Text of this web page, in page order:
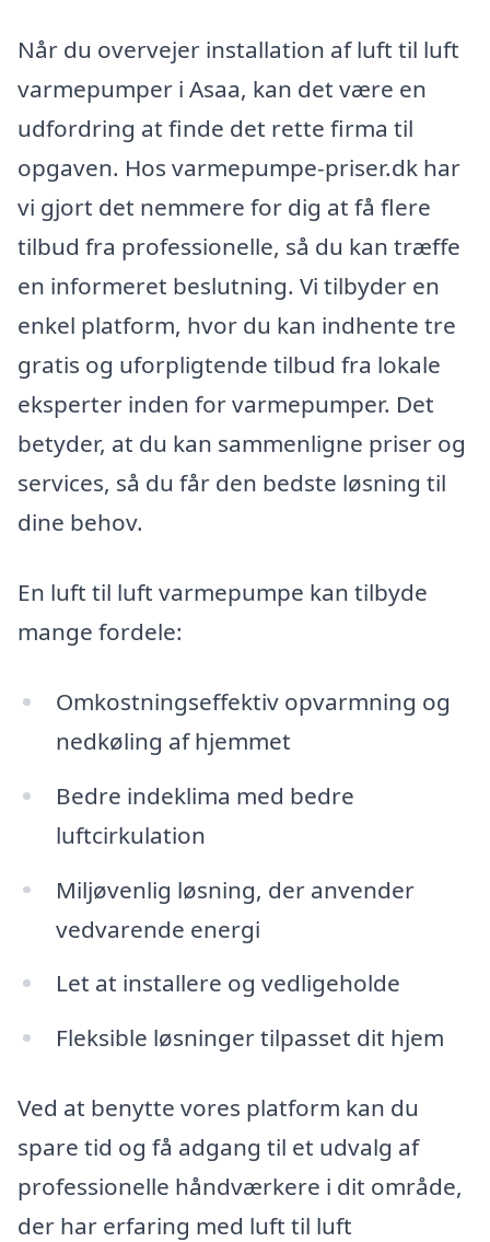
Når du overvejer installation af luft til luft
varmepumper i Asaa, kan det være en
udfordring at finde det rette firma til
opgaven. Hos varmepumpe-priser.dk har
vi gjort det nemmere for dig at få flere
tilbud fra professionelle, så du kan træffe
en informeret beslutning. Vi tilbyder en
enkel platform, hvor du kan indhente tre
gratis og uforpligtende tilbud fra lokale
eksperter inden for varmepumper. Det
betyder, at du kan sammenligne priser og
services, så du får den bedste løsning til
dine behov.
En luft til luft varmepumpe kan tilbyde
mange fordele:
Omkostningseffektiv opvarmning og
nedkøling af hjemmet
Bedre indeklima med bedre
luftcirkulation
Miljøvenlig løsning, der anvender
vedvarende energi
Let at installere og vedligeholde
Fleksible løsninger tilpasset dit hjem
Ved at benytte vores platform kan du
spare tid og få adgang til et udvalg af
professionelle håndværkere i dit område,
der har erfaring med luft til luft